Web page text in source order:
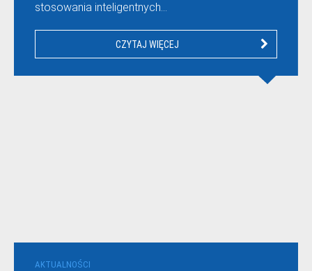
stosowania inteligentnych…
CZYTAJ WIĘCEJ
AKTUALNOŚCI